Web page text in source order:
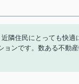
隣住民にとっても快適
ンです。数ある不動